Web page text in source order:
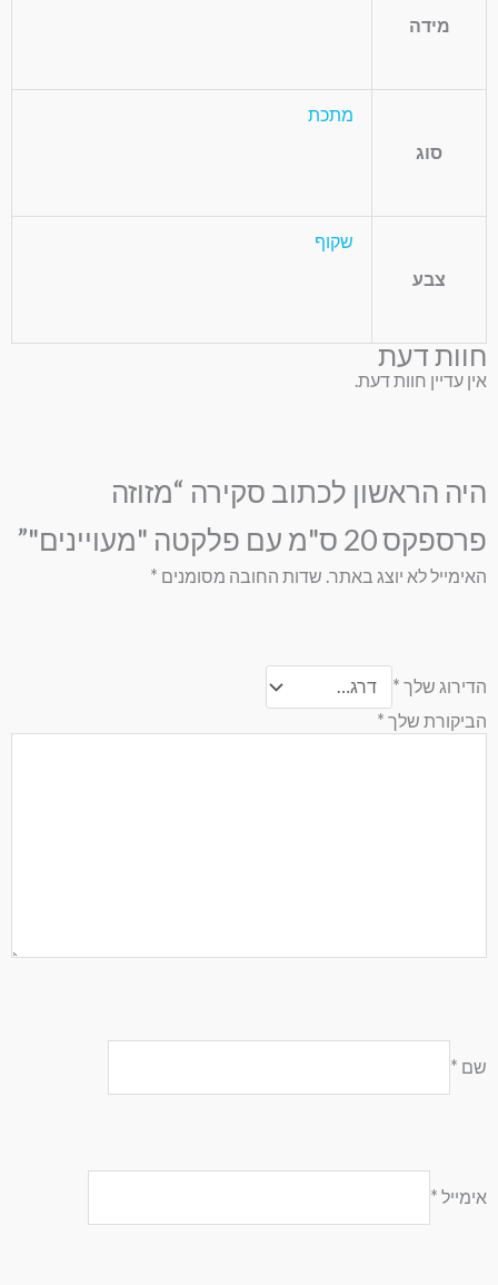
מידה
סוג
מתכת
צבע
שקוף
חוות דעת
אין עדיין חוות דעת.
היה הראשון לכתוב סקירה “מזוזה
פרספקס 20 ס"מ עם פלקטה "מעויינים"”
האימייל לא יוצג באתר. שדות החובה מסומנים *
הדירוג שלך *
הביקורת שלך *
שם *
אימייל *